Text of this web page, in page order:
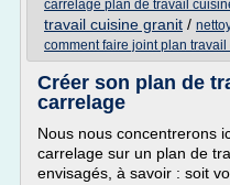
carrelage plan de travail
travail cuisine granit /
comment faire joint plan travail
Créer son plan de
carrelage
Nous nous concentrerons
carrelage sur un plan de
envisagés, à savoir : soit